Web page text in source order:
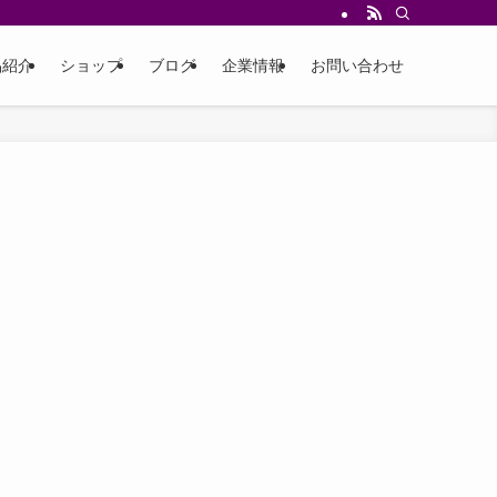
介 ショップ ブログ 企業情報 お問い合わせ